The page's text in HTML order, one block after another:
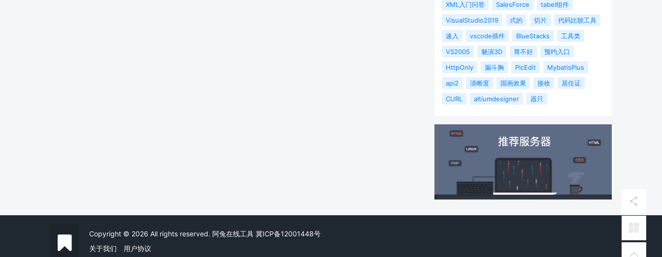
XML入门问答
SalesForce
tabel组件
VisualStudio2019
式的 切片
代码比较工具
速入
vscode插件 BlueStacks
工具类
VS2005
魅演3D 胃不好
预约入口
HttpOnly
漏斗胸 PicEdit
MybatisPlus
api2
清晰度 国画效果 接收
居住证
CURL
altiumdesigner 器只
Copyright © 2026 All rights reserved. 阿兔在线工具 冀ICP备12001448号
关于我们
用户协议